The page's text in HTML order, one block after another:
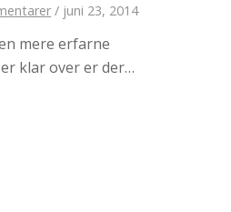
/ juni 23, 2014
mere erfarne
klar over er der…